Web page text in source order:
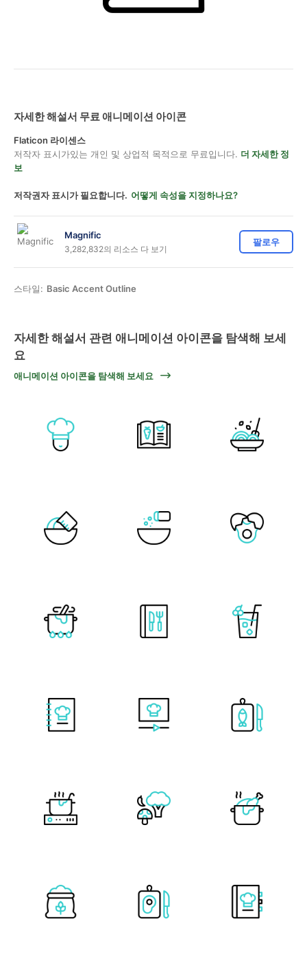
자세한 해설서 무료 애니메이션 아이콘
Flaticon 라이센스
저작자 표시가있는 개인 및 상업적 목적으로 무료입니다. 더 자세한 정
보
저작권자 표시가 필요합니다. 어떻게 속성을 지정하나요?
Magnific
3,282,832의 리소스 다 보기
팔로우
스타일: Basic Accent Outline
자세한 해설서 관련 애니메이션 아이콘을 탐색해 보세
요
애니메이션 아이콘을 탐색해 보세요